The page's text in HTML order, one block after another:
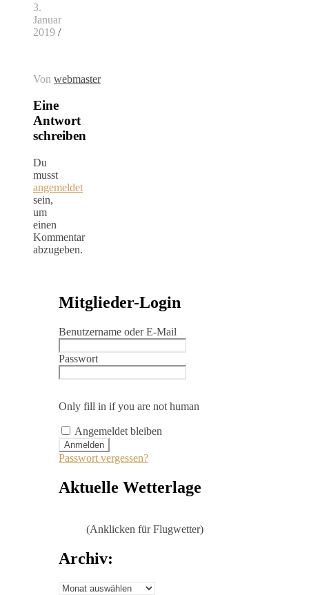
3.
Januar
2019 /
Von webmaster
Eine
Antwort
schreiben
Du
musst
angemeldet
sein,
um
einen
Kommentar
abzugeben.
Mitglieder-Login
Benutzername oder E-Mail
Passwort
Only fill in if you are not human
Angemeldet bleiben
Passwort vergessen?
Aktuelle Wetterlage
(Anklicken für Flugwetter)
Archiv:
Archiv: